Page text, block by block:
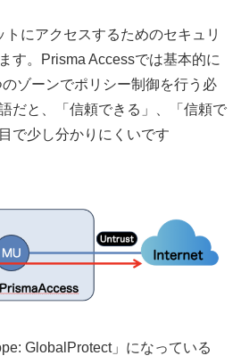
にアクセスするためのセキュリ
す。Prisma Accessでは基本的に
ゾーンでポリシー制御を行う必
だと、「信頼できる」、「信頼で
で少し分かりにくいです
GlobalProtect」になっている